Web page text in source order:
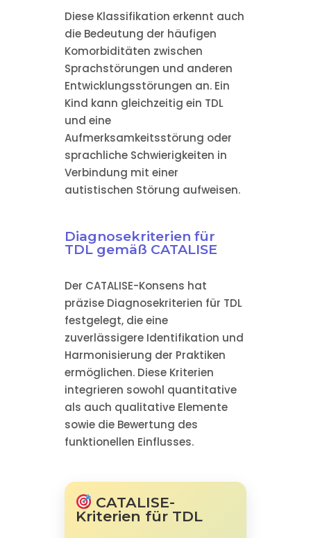
Diese Klassifikation erkennt auch
die Bedeutung der häufigen
Komorbiditäten zwischen
Sprachstörungen und anderen
Entwicklungsstörungen an. Ein
Kind kann gleichzeitig ein TDL
und eine
Aufmerksamkeitsstörung oder
sprachliche Schwierigkeiten in
Verbindung mit einer
autistischen Störung aufweisen.
Diagnosekriterien für
TDL gemäß CATALISE
Der CATALISE-Konsens hat
präzise Diagnosekriterien für TDL
festgelegt, die eine
zuverlässigere Identifikation und
Harmonisierung der Praktiken
ermöglichen. Diese Kriterien
integrieren sowohl quantitative
als auch qualitative Elemente
sowie die Bewertung des
funktionellen Einflusses.
CATALISE-
Kriterien für TDL